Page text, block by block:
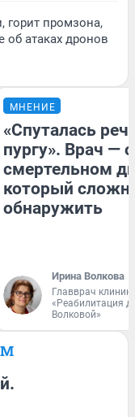
горит промзона,
атаках дронов
МНЕНИЕ
«Спуталась
пургу». Врач — о
смертельном
который
обнаружить
Ирина Волкова
Главврач
«Реабилитация
Волковой»